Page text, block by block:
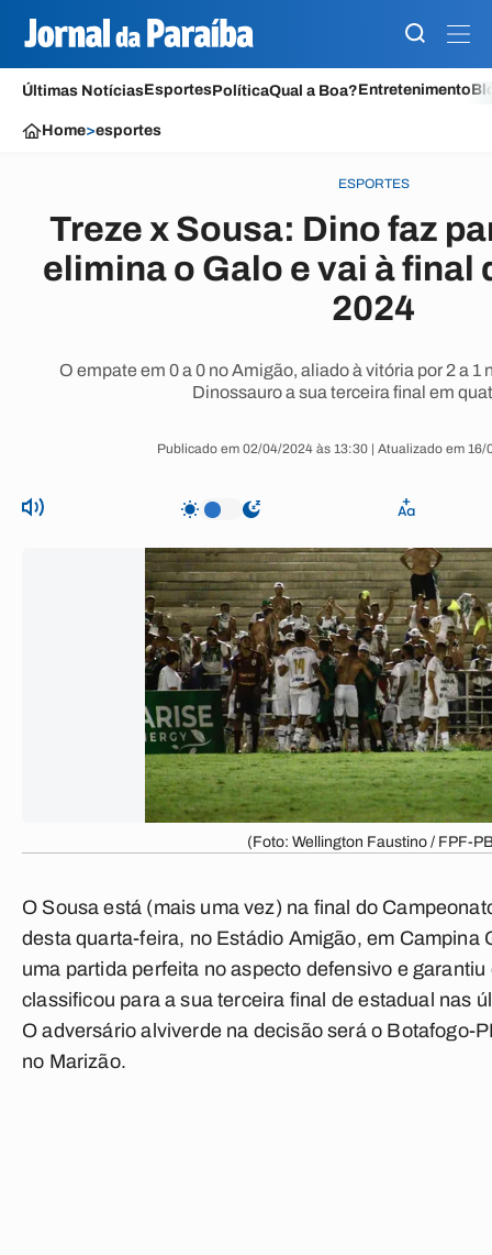
Últimas NotíciasEsportesPolíticaQual a Boa?Entretenimento
Home>esportes
ESPORTES
Treze x Sousa: Dino faz
elimina o Galo e vai à final
2024
O empate em 0 a 0 no Amigão, aliado à vitória por 2 a 1
Dinossauro a sua terceira final em
Publicado em 02/04/2024 às 13:30 | Atualizado em 16/
(Foto: Wellington Faustino / FPF-
O Sousa está (mais uma vez) na final do
desta quarta-feira, no Estádio Amigão, em Campina
uma partida perfeita no aspecto defensivo e garantiu
classificou para a sua terceira final de estadual nas
O adversário alviverde na decisão será o Botafogo-
no Marizão.